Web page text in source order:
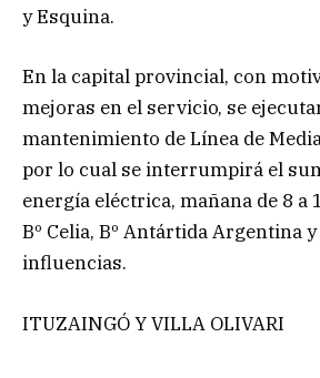
y Esquina.
En la capital provincial, con
mejoras en el servicio, se
mantenimiento de Línea de
por lo cual se interrumpirá el
energía eléctrica, mañana de 8 a
Bº Celia, Bº Antártida Argentina
influencias.
ITUZAINGÓ Y VILLA OLIVARI